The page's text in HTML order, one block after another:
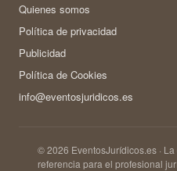
Quienes somos
Política de privacidad
Publicidad
Política de Cookies
info@eventosjuridicos.es
© 2026 EventosJurídicos.es ·
referencia para el profesional